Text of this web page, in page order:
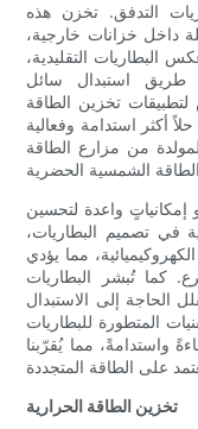
التدفق. تخزن هذه
داخل خزانات خارجية،
البطاريات التقليدية،
استبدال سائل
تخزين الطاقة
أكثر استدامة وفعالية
من مزارع الطاقة
إمكانياتٍ واعدة لتحسين
في تصميم البطاريات،
مما يؤدي
كما تُبشر البطاريات
الحاجة إلى الاستبدال
المتطورة للبطاريات
واستدامةً، مما يُقرّبنا
تخزين الطاقة الحرارية